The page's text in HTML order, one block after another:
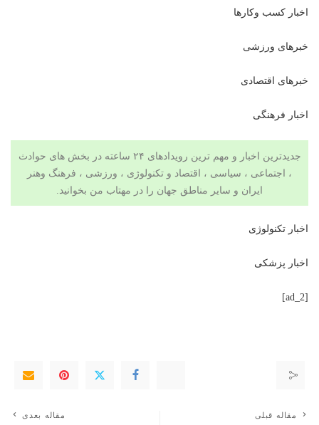
اخبار کسب وکارها
خبرهای ورزشی
خبرهای اقتصادی
اخبار فرهنگی
جدیدترین اخبار و مهم ترین رویدادهای ۲۴ ساعته در بخش های حوادث
، اجتماعی ، سیاسی ، اقتصاد و تکنولوژی ، ورزشی ، فرهنگ وهنر
ایران و سایر مناطق جهان را در مهتاب من بخوانید.
اخبار تکنولوژی
اخبار پزشکی
[ad_2]
مقاله قبلی مقاله بعدی